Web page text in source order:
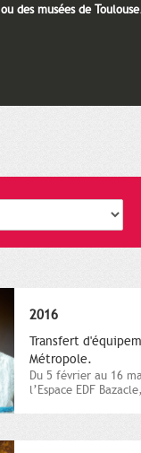
des musées de
2016
Transfert
Métropole.
Du 5 février au 16
l’Espace EDF